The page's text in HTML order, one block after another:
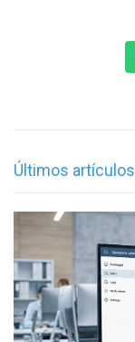
Últimos artículos